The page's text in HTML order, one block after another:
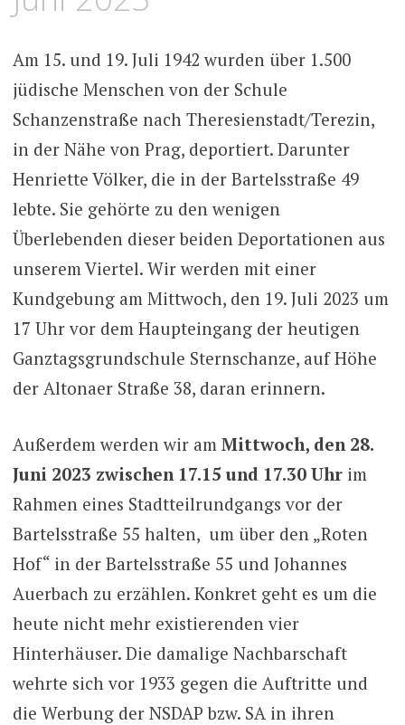
Am 15. und 19. Juli 1942 wurden über 1.500
jüdische Menschen von der Schule
Schanzenstraße nach Theresienstadt/Terezin,
in der Nähe von Prag, deportiert. Darunter
Henriette Völker, die in der Bartelsstraße 49
lebte. Sie gehörte zu den wenigen
Überlebenden dieser beiden Deportationen aus
unserem Viertel. Wir werden mit einer
Kundgebung am Mittwoch, den 19. Juli 2023 um
17 Uhr vor dem Haupteingang der heutigen
Ganztagsgrundschule Sternschanze, auf Höhe
der Altonaer Straße 38, daran erinnern.
Außerdem werden wir am Mittwoch, den 28.
Juni 2023 zwischen 17.15 und 17.30 Uhrim
Rahmen eines Stadtteilrundgangs vor der
Bartelsstraße 55 halten, um über den „Roten
Hof“ in der Bartelsstraße 55 und Johannes
Auerbach zu erzählen. Konkret geht es um die
heute nicht mehr existierenden vier
Hinterhäuser. Die damalige Nachbarschaft
wehrte sich vor 1933 gegen die Auftritte und
die Werbung der NSDAP bzw. SA in ihren